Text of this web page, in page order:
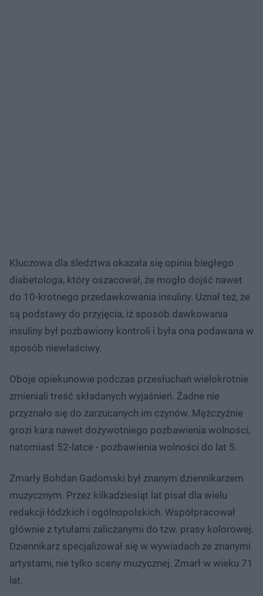
Kluczowa dla śledztwa okazała się opinia biegłego
diabetologa, który oszacował, że mogło dojść nawet
do 10-krotnego przedawkowania insuliny. Uznał też, że
są podstawy do przyjęcia, iż sposób dawkowania
insuliny był pozbawiony kontroli i była ona podawana w
sposób niewłaściwy.
Oboje opiekunowie podczas przesłuchań wielokrotnie
zmieniali treść składanych wyjaśnień. Żadne nie
przyznało się do zarzucanych im czynów. Mężczyźnie
grozi kara nawet dożywotniego pozbawienia wolności,
natomiast 52-latce - pozbawienia wolności do lat 5.
Zmarły Bohdan Gadomski był znanym dziennikarzem
muzycznym. Przez kilkadziesiąt lat pisał dla wielu
redakcji łódzkich i ogólnopolskich. Współpracował
głównie z tytułami zaliczanymi do tzw. prasy kolorowej.
Dziennikarz specjalizował się w wywiadach ze znanymi
artystami, nie tylko sceny muzycznej. Zmarł w wieku 71
lat.